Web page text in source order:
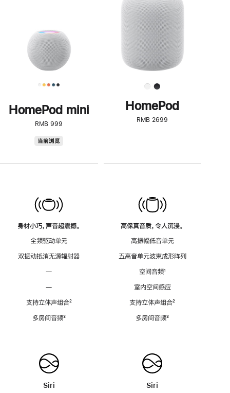
HomePod mini
RMB 999
当前浏览
身材小巧，声音超震撼。
全频驱动单元
双振动抵消无源辐射器
—
—
支持立体声组合脚
²
多房间音频脚
³
Siri
了
解
HomePod<
HomePod
RMB 2699
高保真音质，令人沉浸。
高振幅低音单元
五高音单元波束成形阵列
空间音频脚
¹
室内空间感应
支持立体声组合脚
²
多房间音频脚
³
Siri